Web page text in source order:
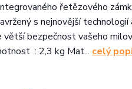
řetězového
s nejnovější technologií
větší bezpečnost vašeho
: 2,3 kg Mat... celý